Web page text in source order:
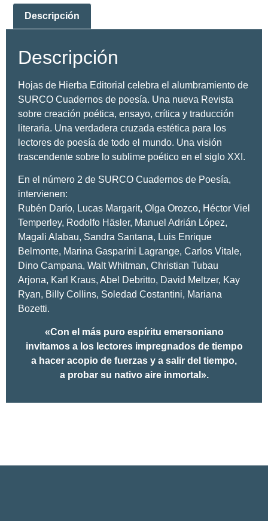
Descripción
Descripción
Hojas de Hierba Editorial celebra el alumbramiento de
SURCO Cuadernos de poesía. Una nueva Revista
sobre creación poética, ensayo, crítica y traducción
literaria. Una verdadera cruzada estética para los
lectores de poesía de todo el mundo. Una visión
trascendente sobre lo sublime poético en el siglo XXI.
En el número 2 de SURCO Cuadernos de Poesía,
intervienen:
Rubén Darío, Lucas Margarit, Olga Orozco, Héctor Viel
Temperley, Rodolfo Häsler, Manuel Adrián López,
Magali Alabau, Sandra Santana, Luis Enrique
Belmonte, Marina Gasparini Lagrange, Carlos Vitale,
Dino Campana, Walt Whitman, Christian Tubau
Arjona, Karl Kraus, Abel Debritto, David Meltzer, Kay
Ryan, Billy Collins, Soledad Costantini, Mariana
Bozetti.
«Con el más puro espíritu emersoniano
invitamos a los lectores impregnados de tiempo
a hacer acopio de fuerzas y a salir del tiempo,
a probar su nativo aire inmortal».